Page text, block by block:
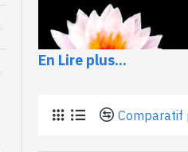
En Lire plus...
Comparatif